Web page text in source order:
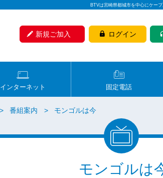
BTVは宮崎県都城市を中心にケー
新規ご加入 ログイン
インターネット 固定電話
番組案内 モンゴルは今
モンゴルは